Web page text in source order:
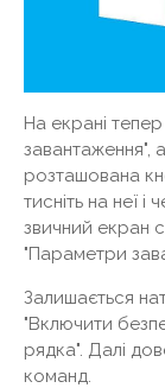
На екрані
завантаження",
розташована
тисніть на неї
звичний екран
"Параметри
Залишається
"Включити
рядка". Далі
команд.